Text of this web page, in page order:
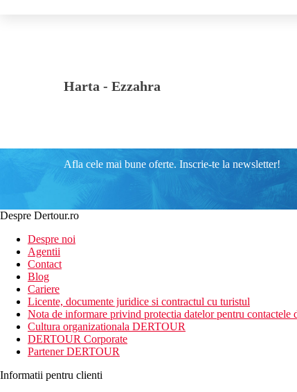
Harta - Ezzahra
Afla cele mai bune oferte. Inscrie-te la newsletter!
Despre Dertour.ro
Despre noi
Agentii
Contact
Blog
Cariere
Licente, documente juridice si contractul cu turistul
Nota de informare privind protectia datelor pentru contactele
Cultura organizationala DERTOUR
DERTOUR Corporate
Partener DERTOUR
Informatii pentru clienti